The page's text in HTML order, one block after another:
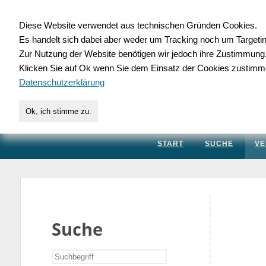
für Handwerk,
START SUCHE
Suche
Diese Website verwendet aus technischen Gründen Cookies.
Es handelt sich dabei aber weder um Tracking noch um
Zur Nutzung der Website benötigen wir jedoch ihre Zustimmung.
Klicken Sie auf Ok wenn Sie dem Einsatz der Cookies
Datenschutzerklärung
Ok, ich stimme zu.